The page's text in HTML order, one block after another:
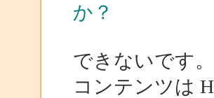
か？
できないです。
コンテンツは